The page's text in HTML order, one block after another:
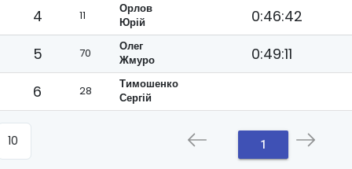
4
11
Орлов
Юрій
0:46:42
5
70
Олег
Жмуро
0:49:11
6
28
Тимошенко
Сергій
1